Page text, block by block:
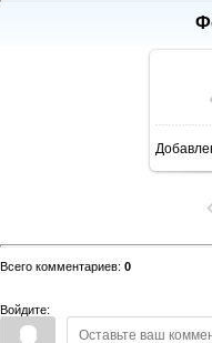
Всего комментариев: 0
Войдите: